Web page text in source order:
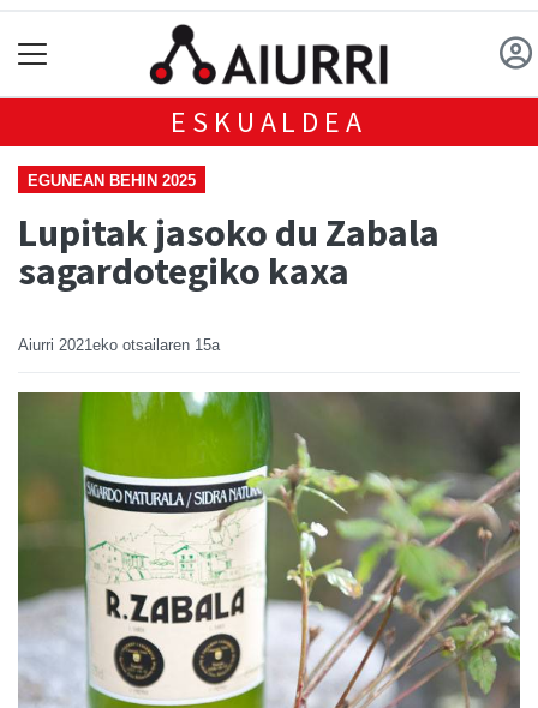
ESKUALDEA
EGUNEAN BEHIN 2025
Lupitak jasoko du Zabala
sagardotegiko kaxa
Aiurri 2021eko otsailaren 15a